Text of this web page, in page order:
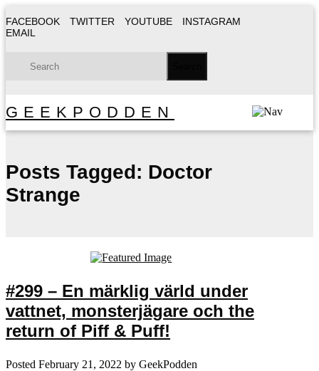
FACEBOOK TWITTER YOUTUBE
INSTAGRAM
EMAIL
GEEKPODDEN
Posts Tagged: Doctor
Strange
#299 – En märklig värld under
vattnet, monsterjägare och the
return of Piff & Puff!
Posted February 21, 2022 by GeekPodden